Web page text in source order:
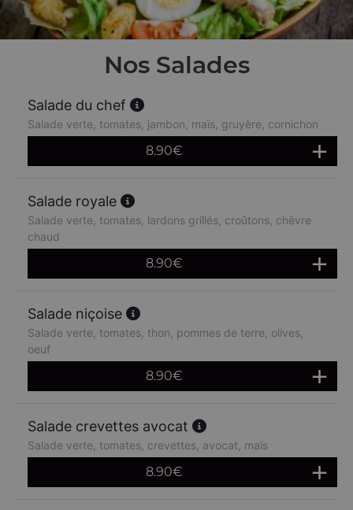
Nos Salades
Salade du chef
Salade verte, tomates, jambon, maïs, gruyère, cornichon
8.90€
Salade royale
Salade verte, tomates, lardons grillés, croûtons, chèvre
chaud
8.90€
Salade niçoise
Salade verte, tomates, thon, pommes de terre, olives,
oeuf
8.90€
Salade crevettes avocat
Salade verte, tomates, crevettes, avocat, maïs
8.90€